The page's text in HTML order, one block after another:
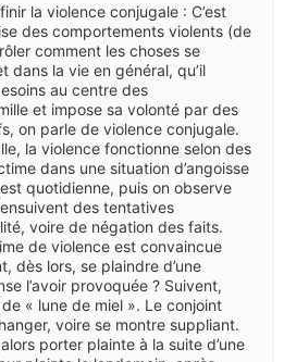
la violence conjugale : C’est
des comportements violents (de
comment les choses se
dans la vie en général, qu’il
au centre des
et impose sa volonté par des
on parle de violence conjugale.
la violence fonctionne selon des
dans une situation d’angoisse
quotidienne, puis on observe
des tentatives
voire de négation des faits.
de violence est convaincue
dès lors, se plaindre d’une
l’avoir provoquée ? Suivent,
« lune de miel ». Le conjoint
voire se montre suppliant.
porter plainte à la suite d’une